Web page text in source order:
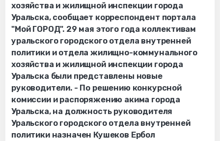
хозяйства и жилищной инспекции города
Уральска, сообщает корреспондент портала
"Мой ГОРОД". 29 мая этого года коллективам
уральского городского отдела внутренней
политики и отдела жилищно-коммунального
хозяйства и жилищной инспекции города
Уральска были представлены новые
руководители. - По решению конкурсной
комиссии и распоряжению акима города
Уральска, на должность руководителя
Уральского городского отдела внутренней
политики назначен Кушеков Ербол